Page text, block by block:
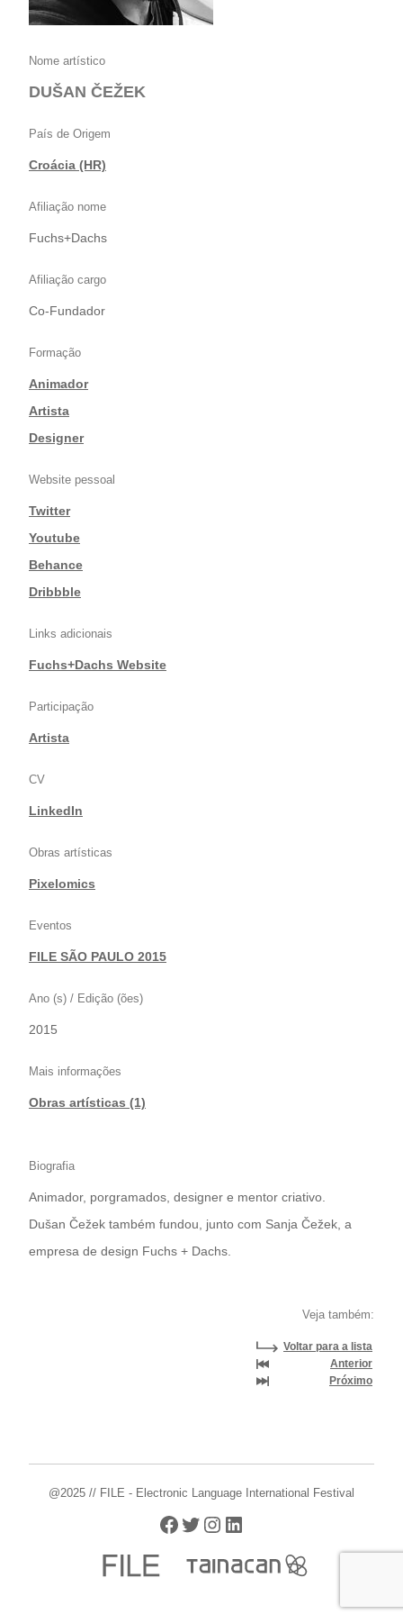
Nome artístico
DUŠAN ČEŽEK
País de Origem
Croácia (HR)
Afiliação nome
Fuchs+Dachs
Afiliação cargo
Co-Fundador
Formação
Animador
|Artista
|Designer
Website pessoal
Twitter
|Youtube
|Behance
|Dribbble
Links adicionais
Fuchs+Dachs Website
Participação
Artista
CV
LinkedIn
Obras artísticas
Pixelomics
Eventos
FILE SÃO PAULO 2015
Ano (s) / Edição (ões)
2015
Mais informações
Obras artísticas (1)
Biografia
Animador, porgramados, designer e mentor criativo.
Dušan Čežek também fundou, junto com Sanja Čežek, a
empresa de design Fuchs + Dachs.
Veja também:
Voltar para a lista
Anterior
Próximo
@2025 // FILE - Electronic Language International Festival
Facebook
Twitter
Instagram
LinkedIn